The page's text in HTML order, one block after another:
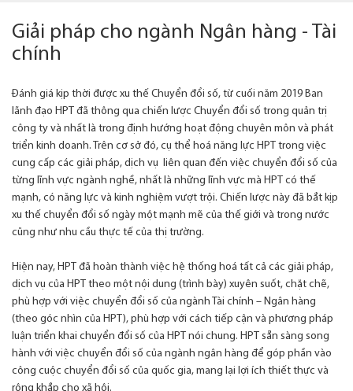
Giải pháp cho ngành Ngân hàng - Tài
chính
Đánh giá kịp thời được xu thế Chuyển đổi số, từ cuối năm 2019 Ban
lãnh đạo HPT đã thông qua chiến lược Chuyển đổi số trong quản trị
công ty và nhất là trong định hướng hoạt động chuyên môn và phát
triển kinh doanh. Trên cơ sở đó, cụ thể hoá năng lực HPT trong việc
cung cấp các giải pháp, dịch vụ liên quan đến việc chuyển đổi số của
từng lĩnh vực ngành nghề, nhất là những lĩnh vực mà HPT có thế
mạnh, có năng lực và kinh nghiệm vượt trội. Chiến lược này đã bắt kịp
xu thế chuyển đổi số ngày một mạnh mẽ của thế giới và trong nước
cũng như nhu cầu thực tế của thị trường.
Hiện nay, HPT đã hoàn thành việc hệ thống hoá tất cả các giải pháp,
dịch vụ của HPT theo một nội dung (trình bày) xuyên suốt, chặt chẽ,
phù hợp với việc chuyển đổi số của ngành Tài chính – Ngân hàng
(theo góc nhìn của HPT), phù hợp với cách tiếp cận và phương pháp
luận triển khai chuyển đổi số của HPT nói chung. HPT sẵn sàng song
hành với việc chuyển đổi số của ngành ngân hàng để góp phần vào
công cuộc chuyển đổi số của quốc gia, mang lại lợi ích thiết thực và
rộng khắp cho xã hội.